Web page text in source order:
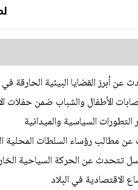
عن أبرز القضايا البيئية الحارقة
الأطفال والشباب ضمن حفلات
السياسية والميدانية
مطالب رؤساء السلطات المحلية
تتحدث عن الحركة السياحية
في البلاد